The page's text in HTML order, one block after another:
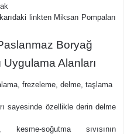
linkten Miksan Pompaları
Boryağ
Alanları
frezeleme, delme, taşlama
sayesinde özellikle derin delme
kesme-soğutma sıvısının